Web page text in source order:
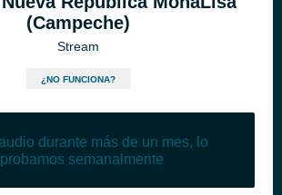
(Campeche)
Stream
¿NO FUNCIONA?
durante más de un mes, lo
semanalmente